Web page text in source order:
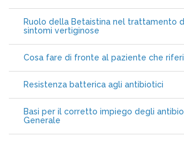
Ruolo della Betaistina nel trattamento
sintomi vertiginose
Cosa fare di fronte al paziente che
Resistenza batterica agli antibiotici
Basi per il corretto impiego degli
Generale